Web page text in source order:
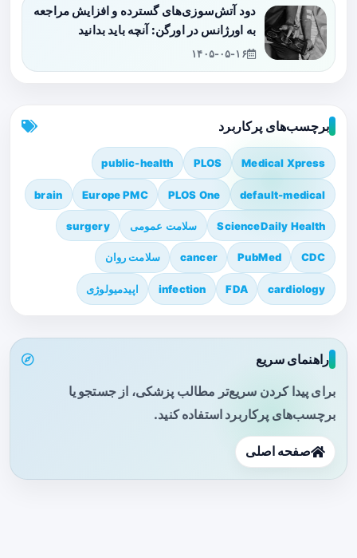
دود آتش‌سوزی‌های گسترده و افزایش مراجعه
به اورژانس در اورگن: آنچه باید بدانید
۱۴۰۵-۰۵-۱۶
برچسب‌های پرکاربرد
Medical Xpress
PLOS
public-health
default-medical
PLOS One
Europe PMC
brain
ScienceDaily Health سلامت عمومی surgery
CDC
PubMed
cancer سلامت روان
cardiology
FDA
infection اپیدمیولوژی
راهنمای سریع
برای پیدا کردن سریع‌تر مطالب پزشکی، از جستجو یا
برچسب‌های پرکاربرد استفاده کنید.
صفحه اصلی